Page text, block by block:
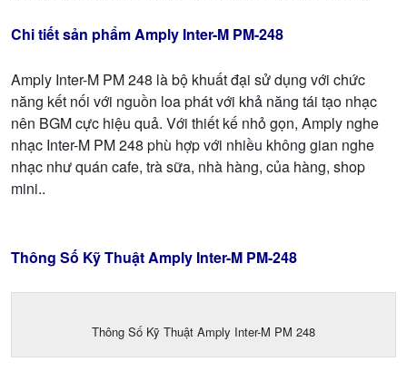
Chi tiết sản phẩm Amply Inter-M PM-248
Amply Inter-M PM 248 là bộ khuất đại sử dụng với chức
năng kết nối với nguồn loa phát với khả năng tái tạo nhạc
nên BGM cực hiệu quả. Với thiết kế nhỏ gọn, Amply nghe
nhạc Inter-M PM 248 phù hợp với nhiều không gian nghe
nhạc như quán cafe, trà sữa, nhà hàng, của hàng, shop
mini..
Thông Số Kỹ Thuật Amply Inter-M PM-248
Thông Số Kỹ Thuật Amply Inter-M PM 248